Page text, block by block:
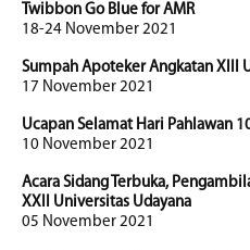
Twibbon Go Blue for AMR
18-24 November 2021
Sumpah Apoteker Angkatan XIII
17 November 2021
Ucapan Selamat Hari Pahlawan
10 November 2021
Acara Sidang Terbuka,
XXII Universitas Udayana
05 November 2021